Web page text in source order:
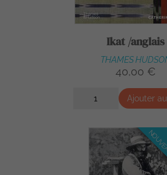
Ikat /anglais
THAMES
40,00 €
Ajouter